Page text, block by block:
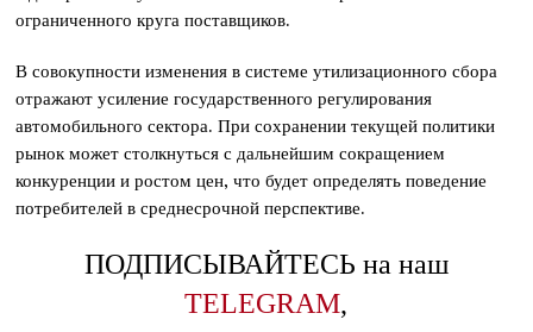
ограниченного круга поставщиков.
В совокупности изменения в системе утилизационного сбора
отражают усиление государственного регулирования
автомобильного сектора. При сохранении текущей политики
рынок может столкнуться с дальнейшим сокращением
конкуренции и ростом цен, что будет определять поведение
потребителей в среднесрочной перспективе.
ПОДПИСЫВАЙТЕСЬ на наш
TELEGRAM,